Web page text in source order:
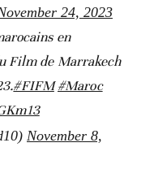
24, 2023
en
Film de Marrakech
#FIFM #Maroc
November 8,